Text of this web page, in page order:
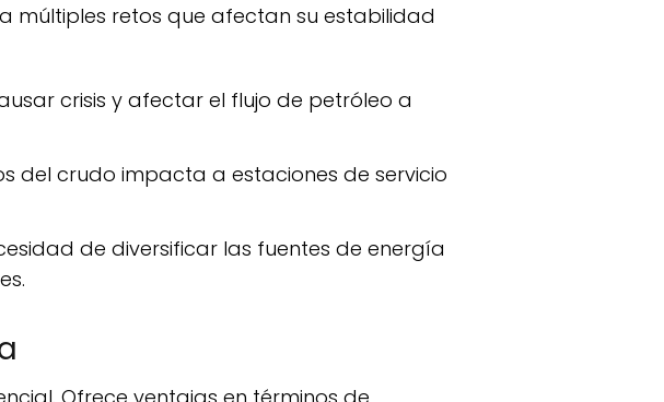
crisis y afectar el flujo de petróleo a
del crudo impacta a estaciones de servicio
de diversificar las fuentes de energía